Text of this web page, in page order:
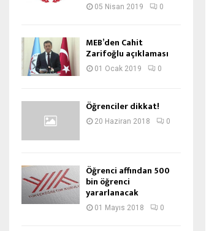
05 Nisan 2019 0
MEB’den Cahit
Zarifoğlu açıklaması
01 Ocak 2019 0
Öğrenciler dikkat!
20 Haziran 2018 0
Öğrenci affından 500
bin öğrenci
yararlanacak
01 Mayıs 2018 0